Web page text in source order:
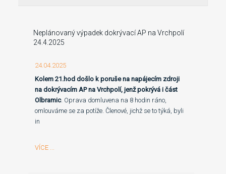
Neplánovaný výpadek dokrývací AP na Vrchpolí
24.4.2025
24.04.2025
Kolem 21.hod došlo k poruše na napájecím zdroji
na dokrývacím AP na Vrchpolí, jenž pokrývá i část
Olbramic. Oprava domluvena na 8 hodin ráno,
omlouváme se za potíže. Členové, jichž se to týká, byli
in
VÍCE ...